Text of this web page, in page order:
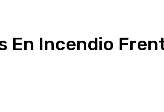
En Incendio